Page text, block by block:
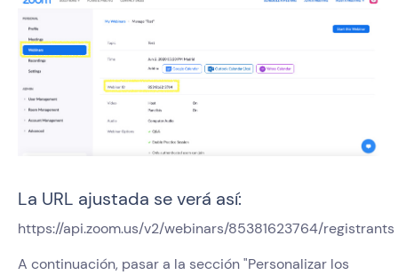
La URL ajustada se verá así:
https://api.zoom.us/v2/webinars/85381623764/registrants
A continuación, pasar a la sección "Personalizar los